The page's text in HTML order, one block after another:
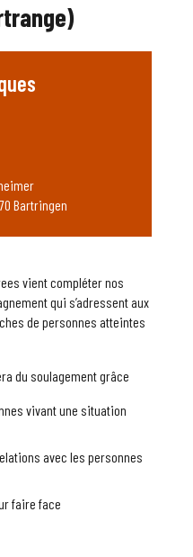
vient compléter nos
qui s’adressent aux
de personnes atteintes
du soulagement grâce
vivant une situation
avec les personnes
faire face
Bartringen